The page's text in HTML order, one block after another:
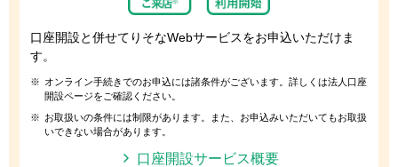
口座開設と併せてりそなWebサービスをお申込いただけま
す。
※ オンライン手続きでのお申込には諸条件がございます。詳しくは法人口座
開設ページをご確認ください。
※ お取扱いの条件には制限があります。また、お申込みいただいてもお取扱
いできない場合があります。
口座開設サービス概要